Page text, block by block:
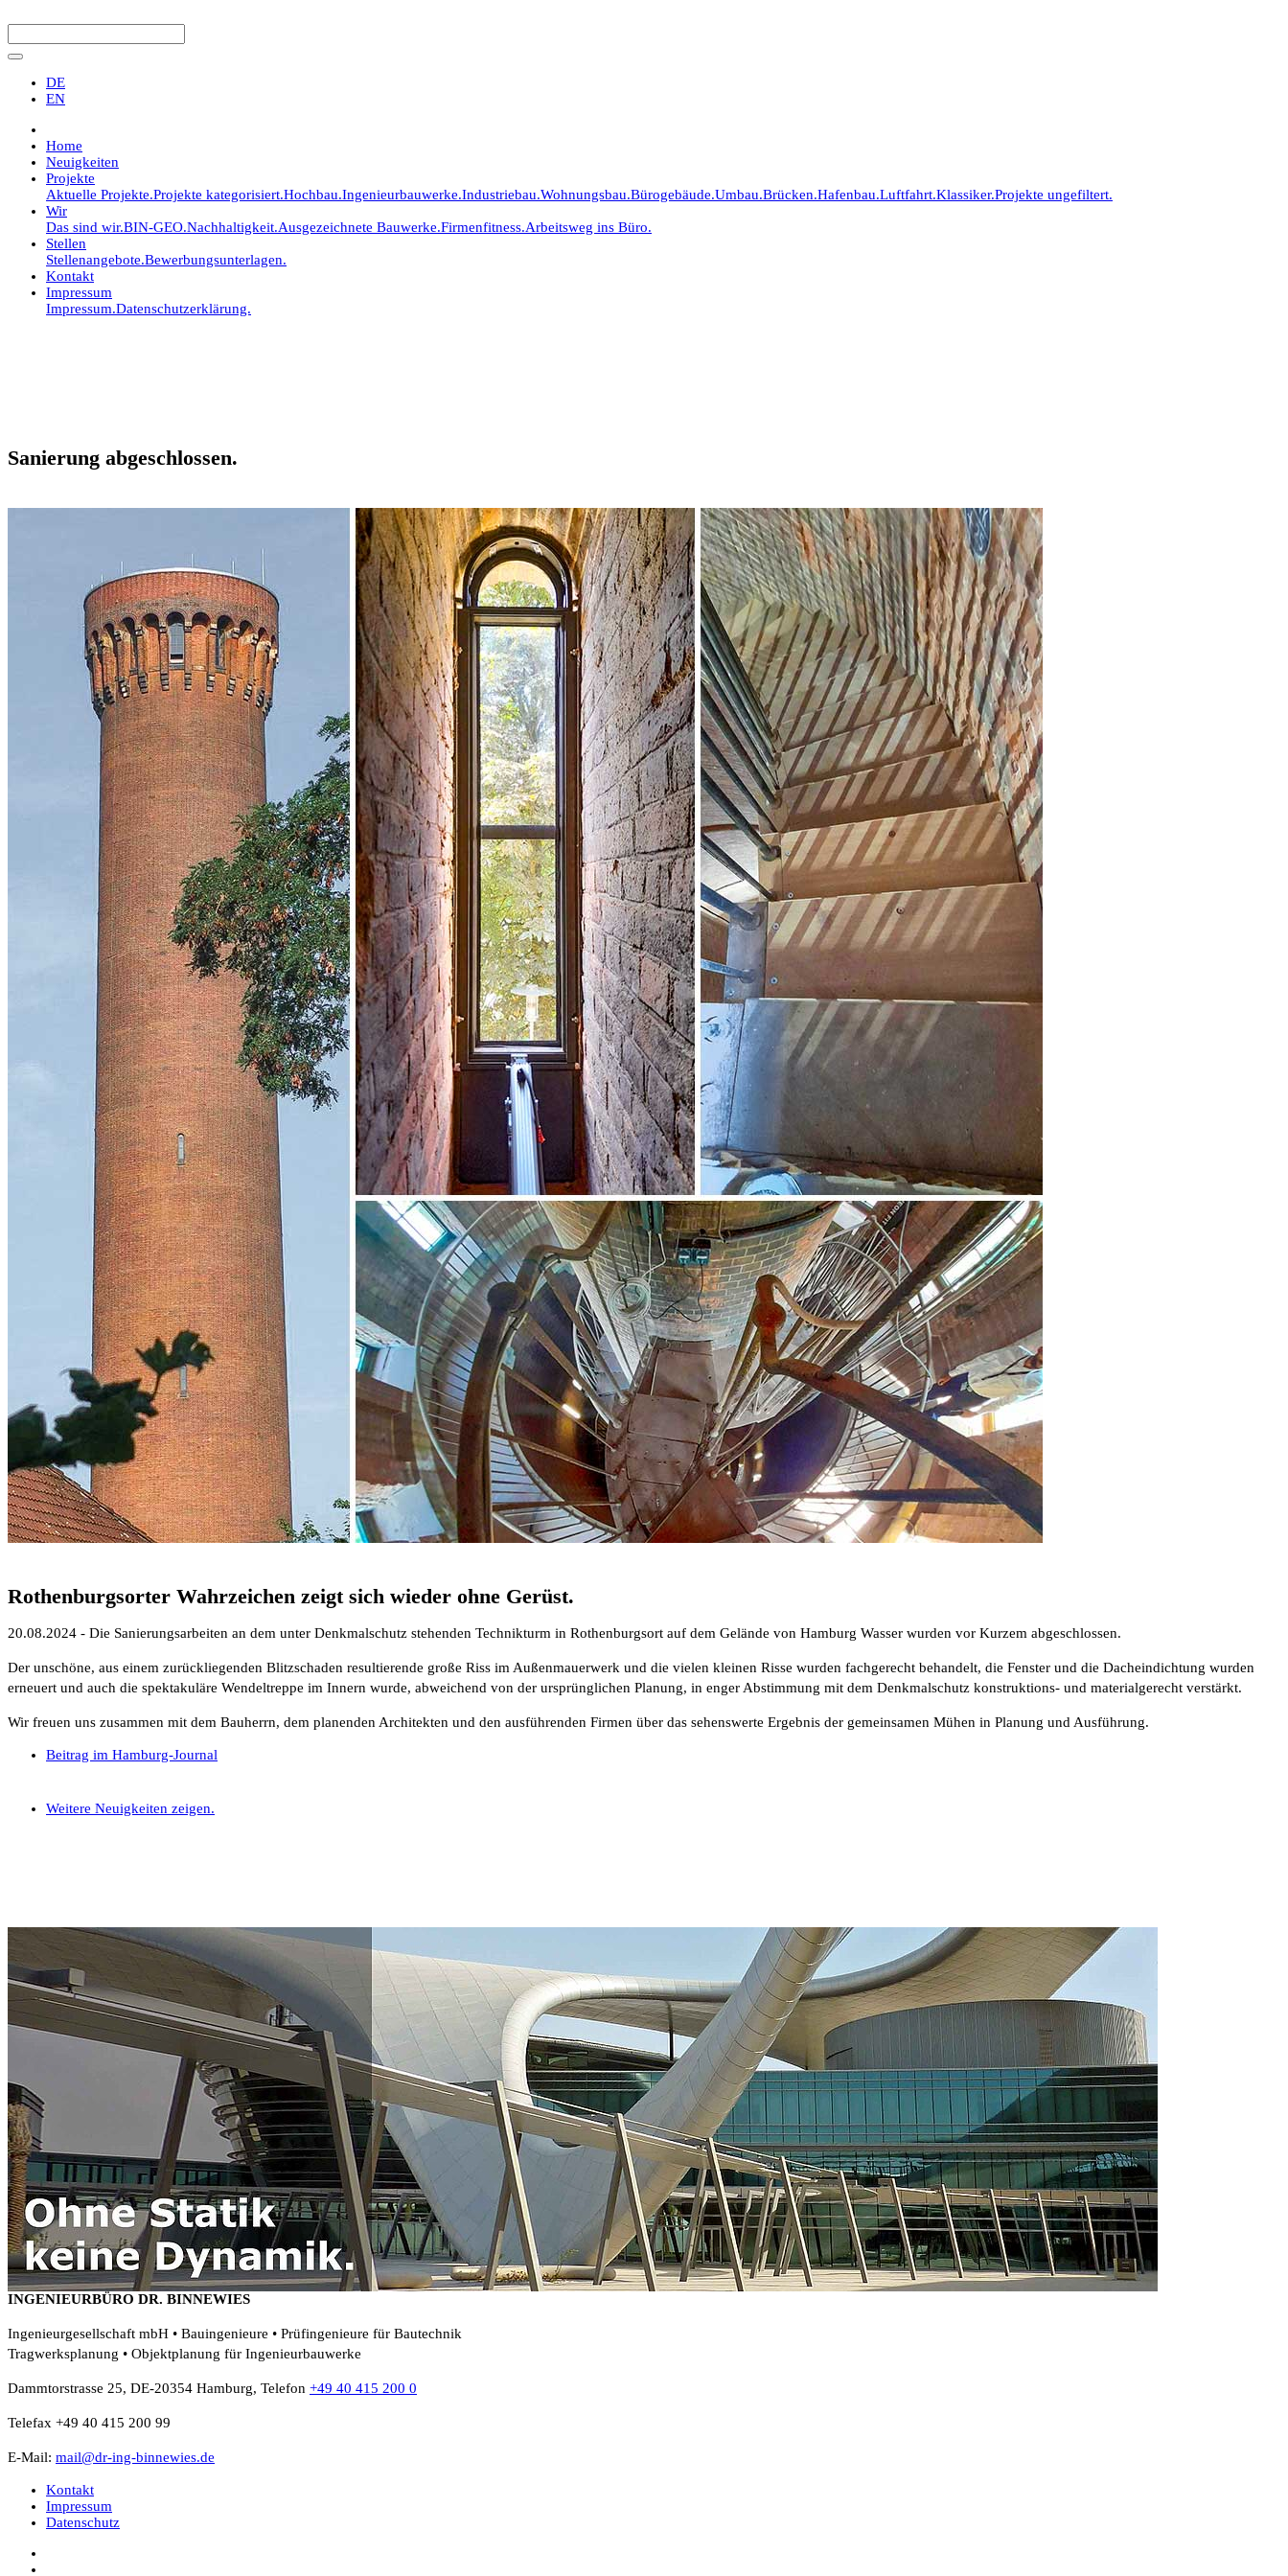
DE
EN
Home
Neuigkeiten
Projekte
Aktuelle Projekte.Projekte kategorisiert.Hochbau.Ingenieurbauwerke.Industriebau.Wohnungsbau.Bürogebäude.Umbau.Brücken.Hafenbau.Luftfahrt.Klassiker.Projekte ungefiltert.
Wir
Das sind wir.BIN-GEO.Nachhaltigkeit.Ausgezeichnete Bauwerke.Firmenfitness.Arbeitsweg ins Büro.
Stellen
Stellenangebote.Bewerbungsunterlagen.
Kontakt
Impressum
Impressum.Datenschutzerklärung.
Sanierung abgeschlossen.
Rothenburgsorter Wahrzeichen zeigt sich wieder ohne Gerüst.
20.08.2024 - Die Sanierungsarbeiten an dem unter Denkmalschutz stehenden Technikturm in Rothenburgsort auf dem Gelände von Hamburg Wasser wurden vor Kurzem abgeschlossen.
Der unschöne, aus einem zurückliegenden Blitzschaden resultierende große Riss im Außenmauerwerk und die vielen kleinen Risse wurden fachgerecht behandelt, die Fenster und die Dacheindichtung wurden
erneuert und auch die spektakuläre Wendeltreppe im Innern wurde, abweichend von der ursprünglichen Planung, in enger Abstimmung mit dem Denkmalschutz konstruktions- und materialgerecht verstärkt.
Wir freuen uns zusammen mit dem Bauherrn, dem planenden Architekten und den ausführenden Firmen über das sehenswerte Ergebnis der gemeinsamen Mühen in Planung und Ausführung.
Beitrag im Hamburg-Journal
Weitere Neuigkeiten zeigen.
INGENIEURBÜRO DR. BINNEWIES
Ingenieurgesellschaft mbH • Bauingenieure • Prüfingenieure für Bautechnik
Tragwerksplanung • Objektplanung für Ingenieurbauwerke
Dammtorstrasse 25, DE-20354 Hamburg, Telefon +49 40 415 200 0
Telefax +49 40 415 200 99
E-Mail: mail@dr-ing-binnewies.de
Kontakt
Impressum
Datenschutz